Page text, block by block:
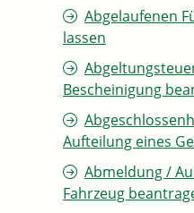
Abgelaufenen
lassen
Bescheinigung
Aufteilung eines
Abmeldung /
Fahrzeug